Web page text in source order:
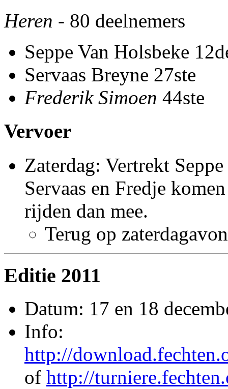
Heren - 80 deelnemers
Seppe Van Holsbeke
Servaas Breyne 27ste
Frederik Simoen 44ste
Vervoer
Zaterdag: Vertrekt
Servaas en Fredje
rijden dan mee.
Terug op
Editie 2011
Datum: 17 en 18
Info:
http://
of http://